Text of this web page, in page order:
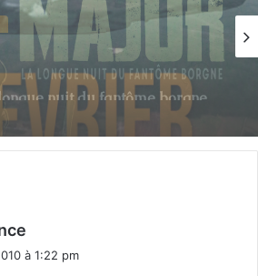
et témoignages
: un héros québécois
i
à 1:22 pm